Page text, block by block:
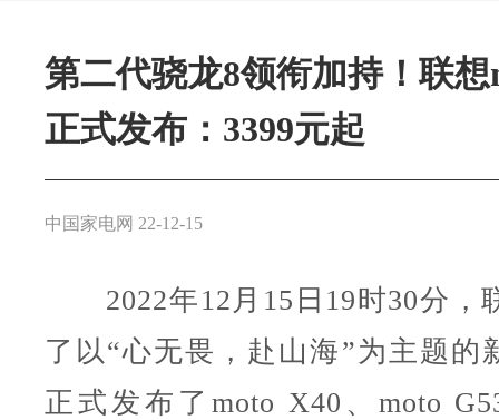
第二代骁龙8领衔加持！联想
正式发布：3399元起
中国家电网 22-12-15
2022年12月15日19时30分，
了以“心无畏，赴山海”为主题的
正式发布了moto X40、moto